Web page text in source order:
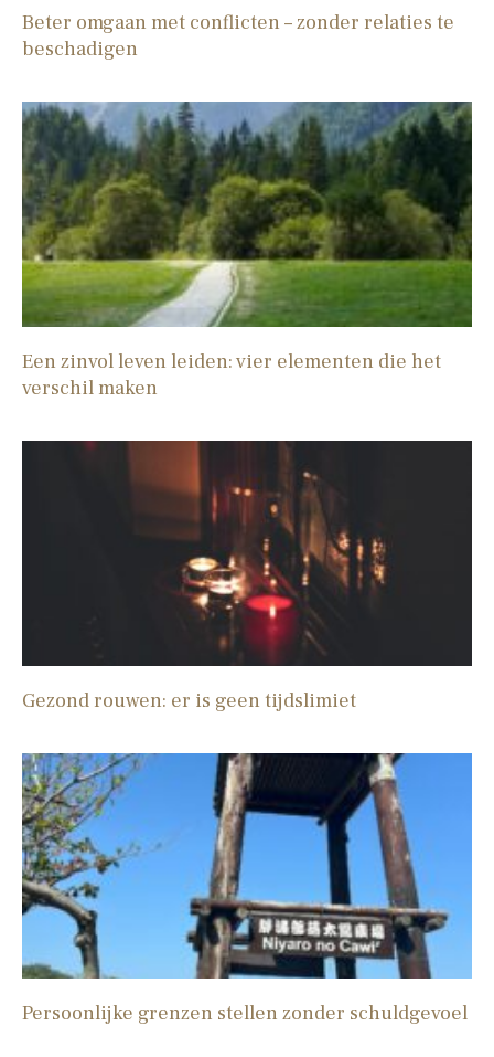
Beter omgaan met conflicten – zonder relaties te
beschadigen
Een zinvol leven leiden: vier elementen die het
verschil maken
Gezond rouwen: er is geen tijdslimiet
Persoonlijke grenzen stellen zonder schuldgevoel